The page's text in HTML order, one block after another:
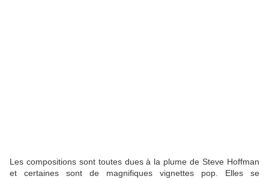
Les compositions sont toutes dues à la plume de Steve Hoffman
et certaines sont de magnifiques vignettes pop. Elles se